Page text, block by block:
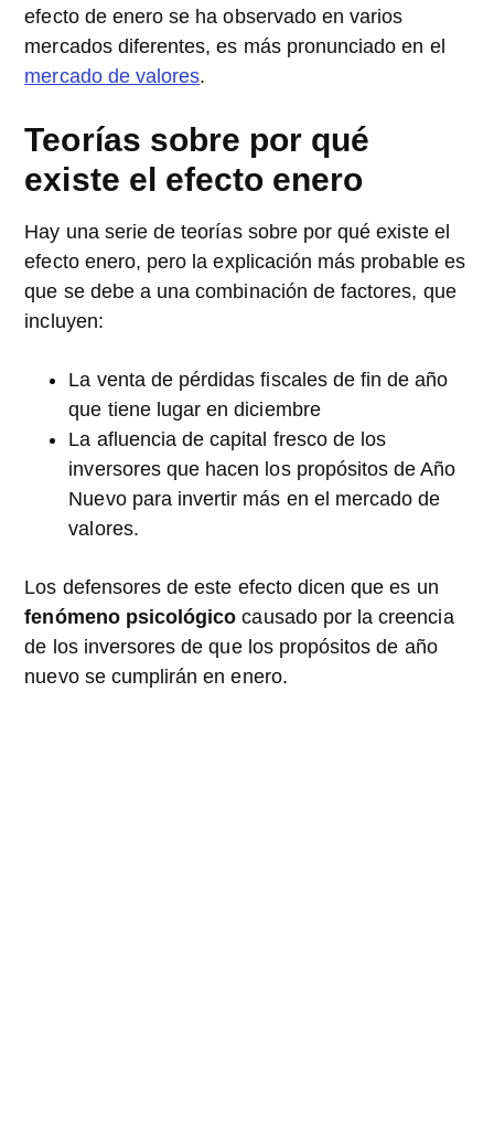
efecto de enero se ha observado en varios
mercados diferentes, es más pronunciado en el
mercado de valores.
Teorías sobre por qué
existe el efecto enero
Hay una serie de teorías sobre por qué existe el
efecto enero, pero la explicación más probable es
que se debe a una combinación de factores, que
incluyen:
La venta de pérdidas fiscales de fin de año
que tiene lugar en diciembre
La afluencia de capital fresco de los
inversores que hacen los propósitos de Año
Nuevo para invertir más en el mercado de
valores.
Los defensores de este efecto dicen que es un
fenómeno psicológico causado por la creencia
de los inversores de que los propósitos de año
nuevo se cumplirán en enero.